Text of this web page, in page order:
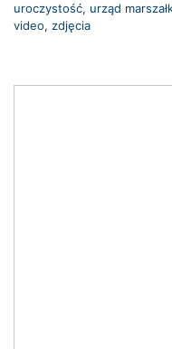
uroczystość, urząd
video, zdjęcia